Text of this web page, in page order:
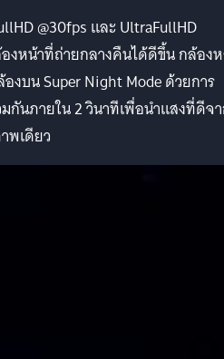
@30fps และ UltraFullHD
งหน้าที่ถ่ายกลางคืนได้ดีขึ้น กล้อง
งบน Super Night Mode ด้วยการ
กันภายใน 2 วินาทีเพื่อนำแสงที่ดีจ
พเดียว